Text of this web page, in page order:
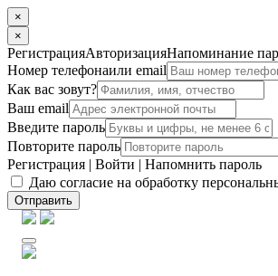
×
×
РегистрацияАвторизацияНапоминание
Номер телефонаили email
Как вас зовут?
Ваш email
Введите пароль
Повторите пароль
Регистрация | Войти | Напомнить пароль
Даю согласие на обработку
Отправить